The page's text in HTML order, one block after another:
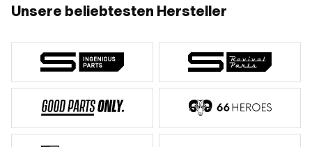
Unsere beliebtesten Hersteller